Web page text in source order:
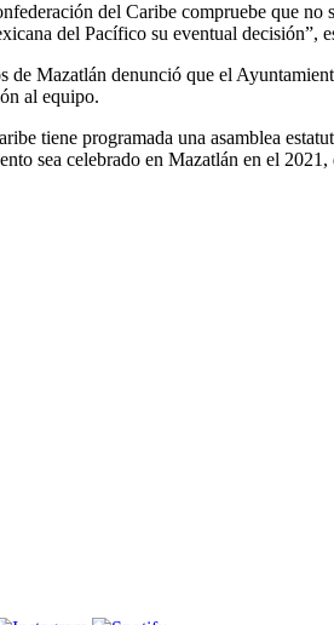
del Caribe compruebe que no
del Pacífico su eventual decisión”,
de Mazatlán denunció que el
al equipo.
tiene programada una asamblea
sea celebrado en Mazatlán en el